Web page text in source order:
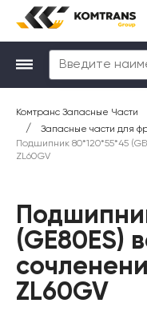
Комтранс Запасные Части
/ Запасные части для
Подшипник 80*120*55*45
ZL60GV
(GE80ES)
ZL60GV